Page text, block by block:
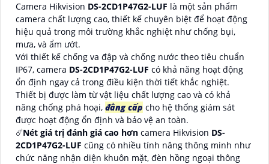
Camera Hikvision DS-2CD1P47G2-LUF là một sản phẩm
camera chất lượng cao, thiết kế chuyên biệt để hoạt động
hiệu quả trong môi trường khắc nghiệt như chống bụi,
mưa, và ẩm ướt.
Với thiết kế chống va đập và chống nước theo tiêu chuẩn
IP67, camera DS-2CD1P47G2-LUF có khả năng hoạt động
ổn định ngay cả trong điều kiện thời tiết khắc nghiệt.
Thiết bị được làm từ vật liệu chất lượng cao và có khả
năng chống phá hoại, đẳng cấp cho hệ thống giám sát
được hoạt động ổn định và bảo vệ an toàn.
☄️Nét giá trị đánh giá cao hơn camera Hikvision DS-
2CD1P47G2-LUF cũng có nhiều tính năng thông minh như
chức năng nhận diện khuôn mặt, đèn hồng ngoại thông